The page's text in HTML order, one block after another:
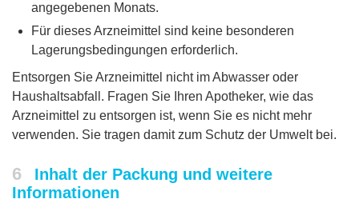
angegebenen Monats.
Für dieses Arzneimittel sind keine besonderen
Lagerungsbedingungen erforderlich.
Entsorgen Sie Arzneimittel nicht im Abwasser oder
Haushaltsabfall. Fragen Sie Ihren Apotheker, wie das
Arzneimittel zu entsorgen ist, wenn Sie es nicht mehr
verwenden. Sie tragen damit zum Schutz der Umwelt bei.
6
Inhalt der Packung und weitere
Informationen